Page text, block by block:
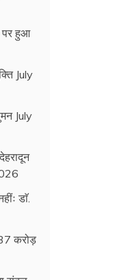
पर हुआ
July
July
डाॅ.
करोड़